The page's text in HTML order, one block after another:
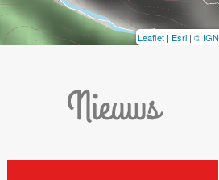
Leaflet | Esri | © IGN
Nieuws